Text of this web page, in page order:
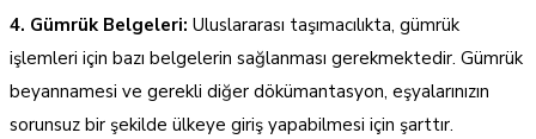
4. Gümrük Belgeleri: Uluslararası taşımacılıkta, gümrük
işlemleri için bazı belgelerin sağlanması gerekmektedir. Gümrük
beyannamesi ve gerekli diğer dökümantasyon, eşyalarınızın
sorunsuz bir şekilde ülkeye giriş yapabilmesi için şarttır.